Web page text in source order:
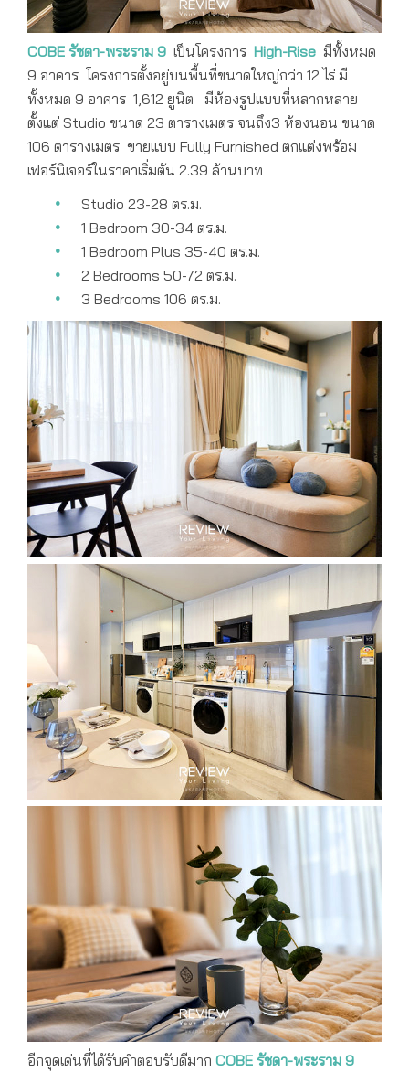
COBE รัชดา-พระราม 9 เป็นโครงการ High-Rise มีทั้งหมด
9 อาคาร โครงการตั้งอยู่บนพื้นที่ขนาดใหญ่กว่า 12 ไร่ มี
ทั้งหมด 9 อาคาร 1,612 ยูนิต มีห้องรูปแบบที่หลากหลาย
ตั้งแต่ Studio ขนาด 23 ตารางเมตร จนถึง3 ห้องนอน ขนาด
106 ตารางเมตร ขายแบบ Fully Furnished ตกแต่งพร้อม
เฟอร์นิเจอร์ในราคาเริ่มต้น 2.39 ล้านบาท
Studio 23-28 ตร.ม.
1 Bedroom 30-34 ตร.ม.
1 Bedroom Plus 35-40 ตร.ม.
2 Bedrooms 50-72 ตร.ม.
3 Bedrooms 106 ตร.ม.
อีกจุดเด่นที่ได้รับคำตอบรับดีมาก COBE รัชดา-พระราม 9